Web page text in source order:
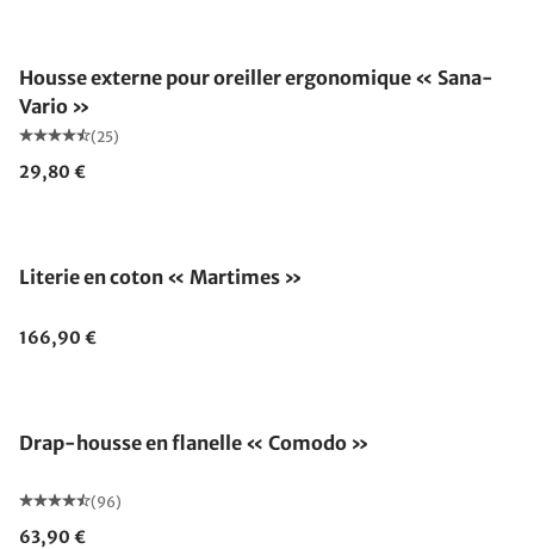
Housse externe pour oreiller ergonomique « Sana-
Vario »
(25)
29,80 €
Literie en coton « Martimes »
166,90 €
Drap-housse en flanelle « Comodo »
(96)
63,90 €